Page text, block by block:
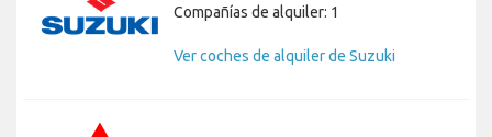
Compañías de alquiler: 1
Ver coches de alquiler de Suzuki